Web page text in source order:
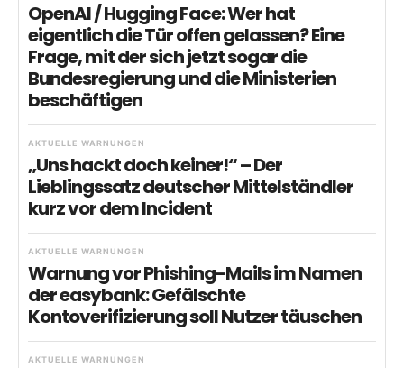
OpenAI / Hugging Face: Wer hat
eigentlich die Tür offen gelassen? Eine
Frage, mit der sich jetzt sogar die
Bundesregierung und die Ministerien
beschäftigen
AKTUELLE WARNUNGEN
„Uns hackt doch keiner!“ – Der
Lieblingssatz deutscher Mittelständler
kurz vor dem Incident
AKTUELLE WARNUNGEN
Warnung vor Phishing-Mails im Namen
der easybank: Gefälschte
Kontoverifizierung soll Nutzer täuschen
AKTUELLE WARNUNGEN